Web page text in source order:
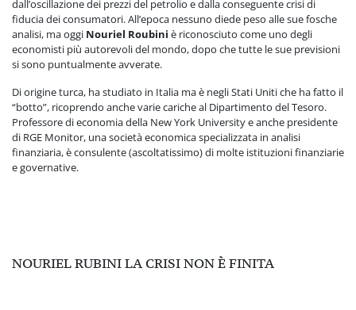
dall’oscillazione dei prezzi del petrolio e dalla conseguente crisi di
fiducia dei consumatori. All’epoca nessuno diede peso alle sue fosche
analisi, ma oggi Nouriel Roubini è riconosciuto come uno degli
economisti più autorevoli del mondo, dopo che tutte le sue previsioni
si sono puntualmente avverate.
Di origine turca, ha studiato in Italia ma è negli Stati Uniti che ha fatto il
“botto”, ricoprendo anche varie cariche al Dipartimento del Tesoro.
Professore di economia della New York University e anche presidente
di RGE Monitor, una società economica specializzata in analisi
finanziaria, è consulente (ascoltatissimo) di molte istituzioni finanziarie
e governative.
NOURIEL RUBINI LA CRISI NON È FINITA